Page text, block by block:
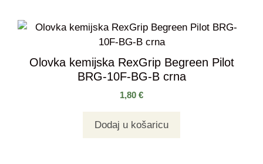
Olovka kemijska RexGrip Begreen Pilot
BRG-10F-BG-B crna
1,80 €
Dodaj u košaricu